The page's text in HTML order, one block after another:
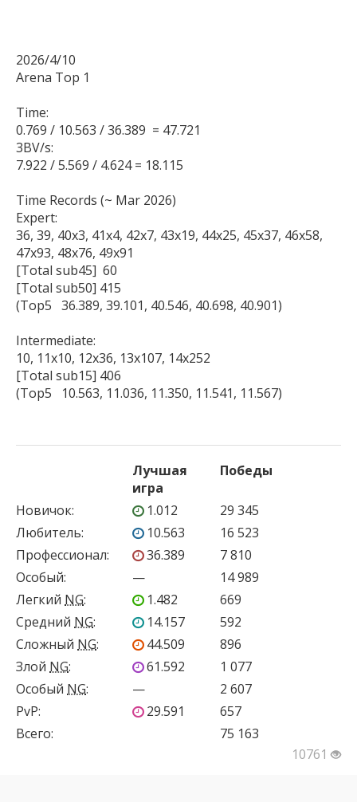
2026/4/10
Arena Top 1
Time:
0.769 / 10.563 / 36.389  = 47.721
3BV/s:
7.922 / 5.569 / 4.624 = 18.115
Time Records (~ Mar 2026)
Expert:
36, 39, 40x3, 41x4, 42x7, 43x19, 44x25, 45x37, 46x58,
47x93, 48x76, 49x91
[Total sub45]  60
[Total sub50] 415
(Top5   36.389, 39.101, 40.546, 40.698, 40.901)
Intermediate:
10, 11x10, 12x36, 13x107, 14x252
[Total sub15] 406
Лучшая
игра
Победы
Новичок: 1.012
29 345
Любитель: 10.563
16 523
Профессионал: 36.389
7 810
Особый: —
14 989
Легкий NG: 1.482
669
Средний NG: 14.157
592
Сложный NG: 44.509
896
Злой NG: 61.592
1 077
Особый NG: —
2 607
PvP: 29.591
657
Всего:
75 163
10761